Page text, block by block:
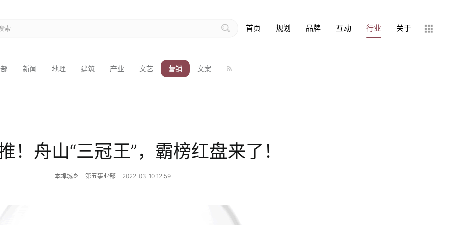
首页 规划 品牌 互动 行业 关于
新闻 地理 建筑 产业 文艺 营销 文案
！舟山“三冠王”，霸榜红盘来了！
本埠城乡 第五事业部 2022-03-10 12:59